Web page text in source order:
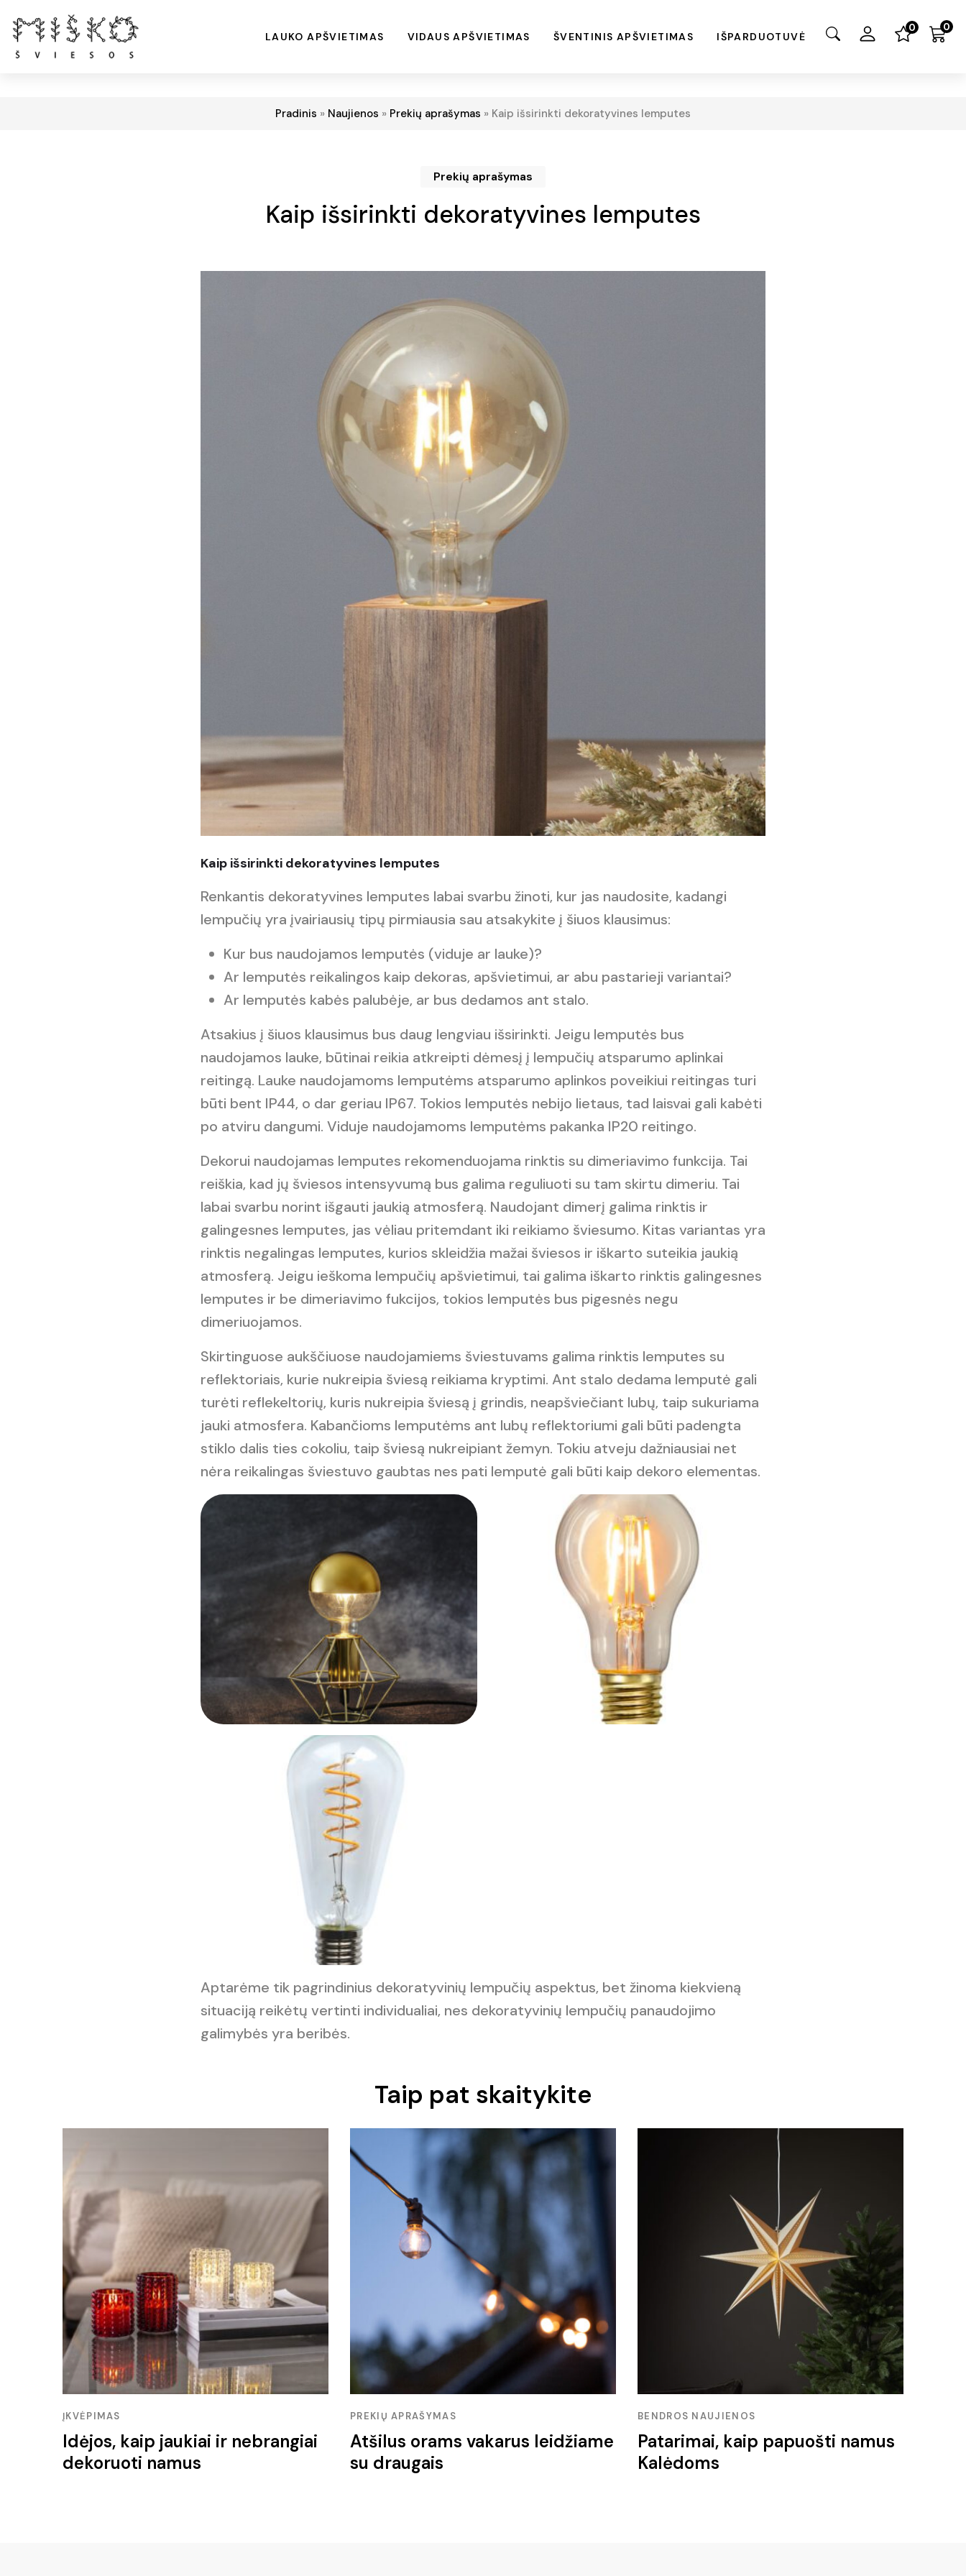
0 0
LAUKO APŠVIETIMAS VIDAUS APŠVIETIMAS ŠVENTINIS APŠVIETIMAS IŠPARDUOTUVĖ
Pradinis » Naujienos » Prekių aprašymas » Kaip išsirinkti dekoratyvines lemputes
Prekių aprašymas
Kaip išsirinkti dekoratyvines lemputes
Kaip išsirinkti dekoratyvines lemputes
Renkantis dekoratyvines lemputes labai svarbu žinoti, kur jas naudosite, kadangi
lempučių yra įvairiausių tipų pirmiausia sau atsakykite į šiuos klausimus:
Kur bus naudojamos lemputės (viduje ar lauke)?
Ar lemputės reikalingos kaip dekoras, apšvietimui, ar abu pastarieji variantai?
Ar lemputės kabės palubėje, ar bus dedamos ant stalo.
Atsakius į šiuos klausimus bus daug lengviau išsirinkti. Jeigu lemputės bus
naudojamos lauke, būtinai reikia atkreipti dėmesį į lempučių atsparumo aplinkai
reitingą. Lauke naudojamoms lemputėms atsparumo aplinkos poveikiui reitingas turi
būti bent IP44, o dar geriau IP67. Tokios lemputės nebijo lietaus, tad laisvai gali kabėti
po atviru dangumi. Viduje naudojamoms lemputėms pakanka IP20 reitingo.
Dekorui naudojamas lemputes rekomenduojama rinktis su dimeriavimo funkcija. Tai
reiškia, kad jų šviesos intensyvumą bus galima reguliuoti su tam skirtu dimeriu. Tai
labai svarbu norint išgauti jaukią atmosferą. Naudojant dimerį galima rinktis ir
galingesnes lemputes, jas vėliau pritemdant iki reikiamo šviesumo. Kitas variantas yra
rinktis negalingas lemputes, kurios skleidžia mažai šviesos ir iškarto suteikia jaukią
atmosferą. Jeigu ieškoma lempučių apšvietimui, tai galima iškarto rinktis galingesnes
lemputes ir be dimeriavimo fukcijos, tokios lemputės bus pigesnės negu
dimeriuojamos.
Skirtinguose aukščiuose naudojamiems šviestuvams galima rinktis lemputes su
reflektoriais, kurie nukreipia šviesą reikiama kryptimi. Ant stalo dedama lemputė gali
turėti reflekeltorių, kuris nukreipia šviesą į grindis, neapšviečiant lubų, taip sukuriama
jauki atmosfera. Kabančioms lemputėms ant lubų reflektoriumi gali būti padengta
stiklo dalis ties cokoliu, taip šviesą nukreipiant žemyn. Tokiu atveju dažniausiai net
nėra reikalingas šviestuvo gaubtas nes pati lemputė gali būti kaip dekoro elementas.
Aptarėme tik pagrindinius dekoratyvinių lempučių aspektus, bet žinoma kiekvieną
situaciją reikėtų vertinti individualiai, nes dekoratyvinių lempučių panaudojimo
galimybės yra beribės.
Taip pat skaitykite
ĮKVĖPIMAS
Idėjos, kaip jaukiai ir nebrangiai
dekoruoti namus
PREKIŲ APRAŠYMAS
Atšilus orams vakarus leidžiame
su draugais
BENDROS NAUJIENOS
Patarimai, kaip papuošti namus
Kalėdoms